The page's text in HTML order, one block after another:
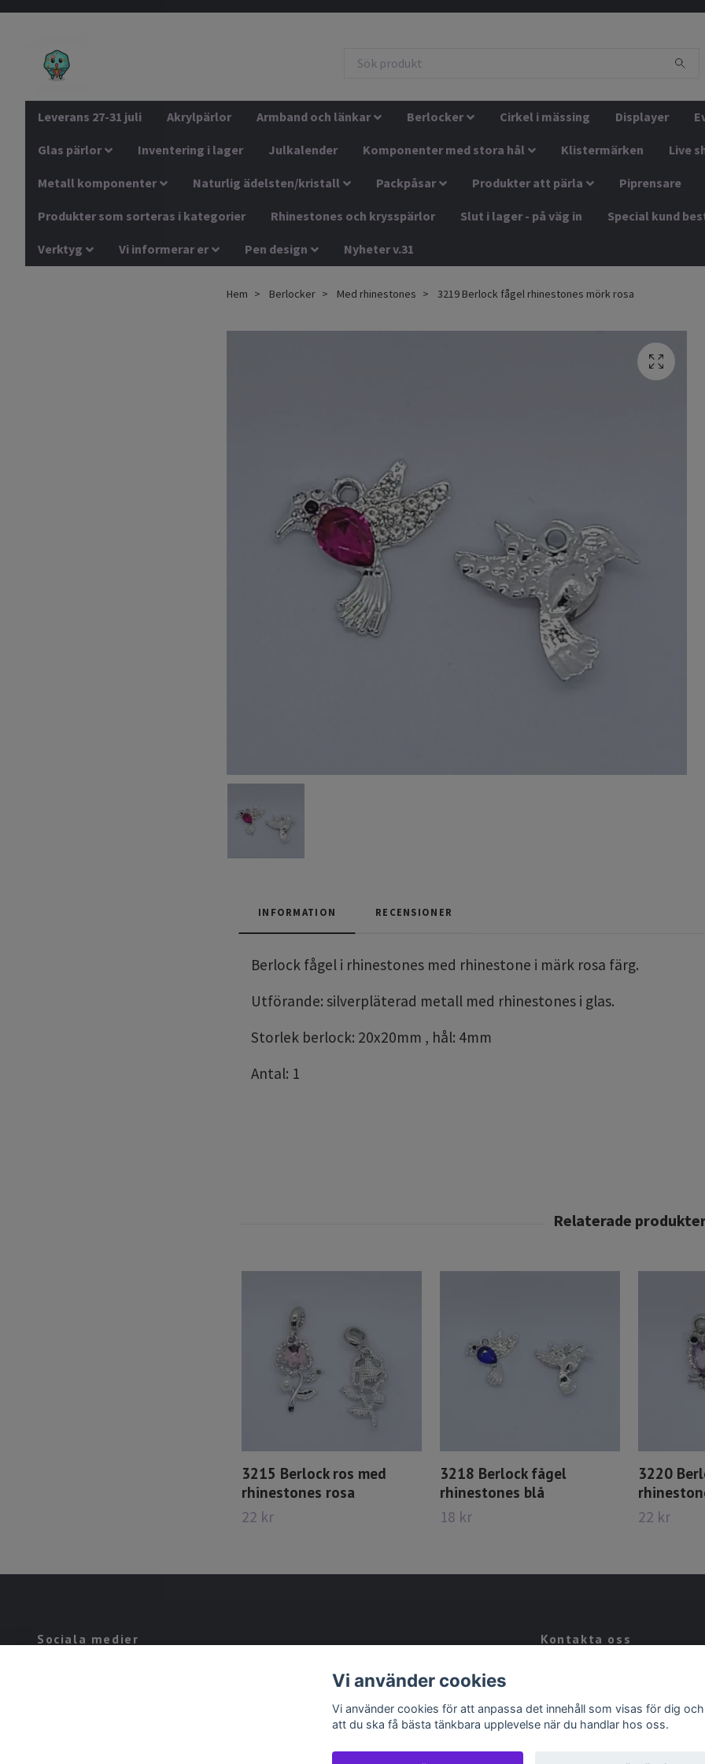
Leverans 27-31 juli Akrylpärlor Armband och länkar Berlocker Cirkel i mässing Displayer
Glas pärlor Inventering i lager Julkalender Komponenter med stora hål Klistermärken Live
Metall komponenter Naturlig ädelsten/kristall Packpåsar Produkter att pärla Piprensare
Produkter som sorteras i kategorier Rhinestones och krysspärlor Slut i lager - på väg in Special kund
Verktyg Vi informerar er Pen design Nyheter v.31
Hem Berlocker Med rhinestones 3219 Berlock fågel rhinestones mörk rosa
INFORMATION RECENSIONER
Berlock fågel i rhinestones med rhinestone i märk rosa färg.
Utförande: silverpläterad metall med rhinestones i glas.
Storlek berlock: 20x20mm , hål: 4mm
Antal: 1
3215 Berlock ros med
rhinestones rosa
22 kr
3218 Berlock fågel
rhinestones blå
18 kr
3220
22 kr
Sociala medier Kontakta oss
Vi använder cookies
Vi använder cookies för att anpassa det innehåll som visas för dig
att du ska få bästa tänkbara upplevelse när du handlar hos oss.